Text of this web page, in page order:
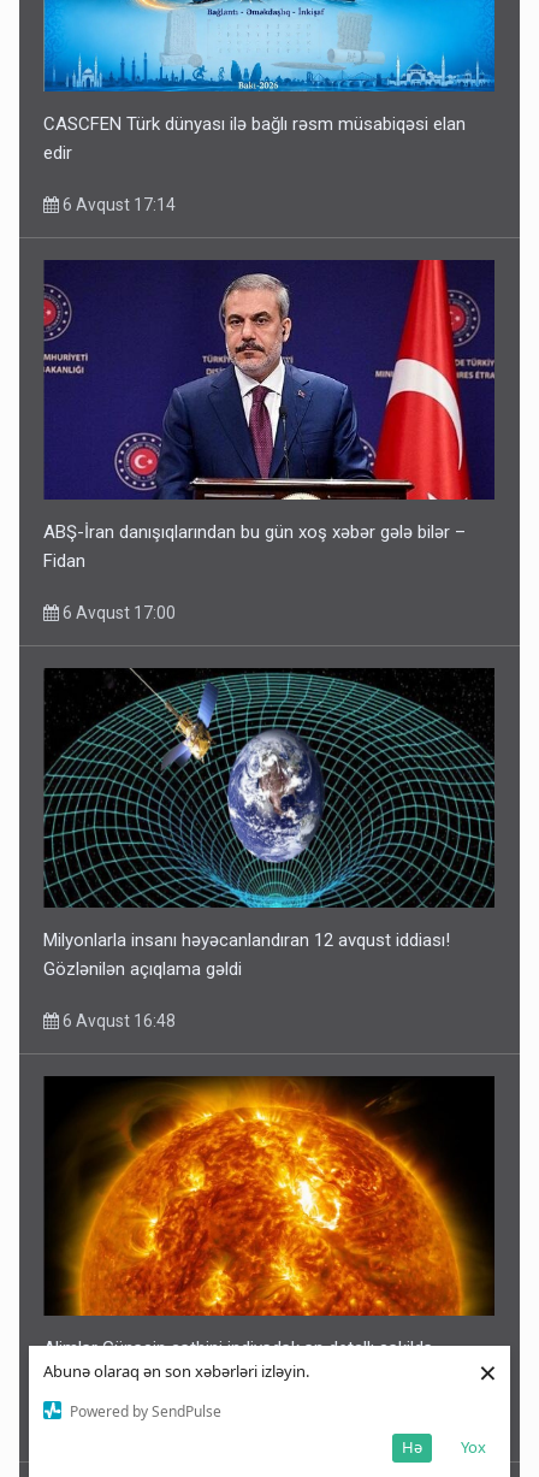
Abunə olaraq ən son xəbərləri izləyin.
Powered by SendPulse
Yox
Hə
×
CASCFEN Türk dünyası ilə bağlı rəsm müsabiqəsi elan
edir
6 Avqust 17:14
ABŞ-İran danışıqlarından bu gün xoş xəbər gələ bilər –
Fidan
6 Avqust 17:00
Milyonlarla insanı həyəcanlandıran 12 avqust iddiası!
Gözlənilən açıqlama gəldi
6 Avqust 16:48
Alimlər Günəşin səthini indiyədək ən detallı şəkildə
görüntülədilər